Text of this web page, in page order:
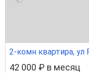
2-комн квартира, ул
42 000 ₽ в месяц